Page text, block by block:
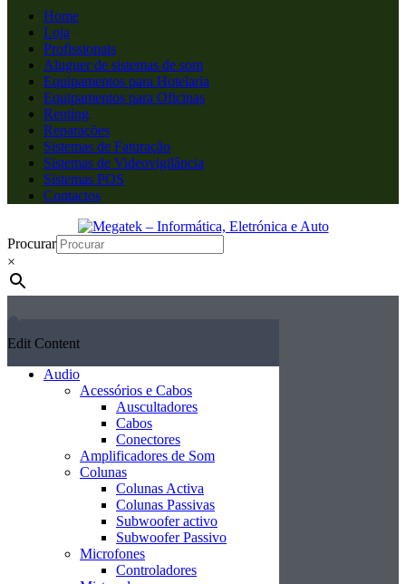
Home
Loja
Profissionais
Aluguer de sistemas de som
Equipamentos para Hotelaria
Equipamentos para Oficinas
Renting
Reparações
Sistemas de Faturação
Sistemas de Videovigilância
Sistemas POS
Contactos
Procurar
×
Edit Content
Audio
Acessórios e Cabos
Auscultadores
Cabos
Conectores
Amplificadores de Som
Colunas
Colunas Activa
Colunas Passivas
Subwoofer activo
Subwoofer Passivo
Microfones
Controladores